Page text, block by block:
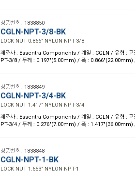
상품번호 : 1838850
CGLN-NPT-3/8-BK
LOCK NUT 0.866" NYLON NPT-3/8
제조사 : Essentra Components / 계열 : CGLN / 유형 : 고
PT-3/8 / 두께 : 0.197"(5.00mm) / 폭 : 0.866"(22.00mm)
상품번호 : 1838849
CGLN-NPT-3/4-BK
LOCK NUT 1.417" NYLON NPT-3/4
제조사 : Essentra Components / 계열 : CGLN / 유형 : 고
PT-3/4 / 두께 : 0.276"(7.00mm) / 폭 : 1.417"(36.00mm)
상품번호 : 1838848
CGLN-NPT-1-BK
LOCK NUT 1.653" NYLON NPT-1